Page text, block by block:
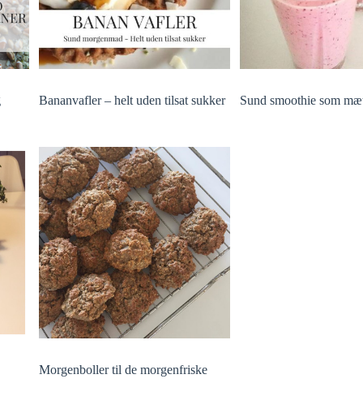
Bananvafler – helt uden tilsat sukker Sund smoothie som
Morgenboller til de morgenfriske